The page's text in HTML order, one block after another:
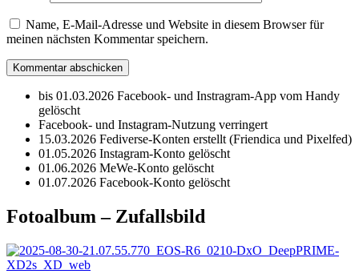
Name, E-Mail-Adresse und Website in diesem Browser für
meinen nächsten Kommentar speichern.
bis 01.03.2026 Facebook- und Instragram-App vom Handy
gelöscht
Facebook- und Instagram-Nutzung verringert
15.03.2026 Fediverse-Konten erstellt (Friendica und Pixelfed)
01.05.2026 Instagram-Konto gelöscht
01.06.2026 MeWe-Konto gelöscht
01.07.2026 Facebook-Konto gelöscht
Fotoalbum – Zufallsbild